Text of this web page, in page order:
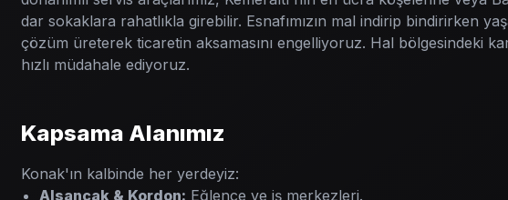
dar sokaklara rahatlıkla girebilir. Esnafımızın mal indirip bindirirken
çözüm üreterek ticaretin aksamasını engelliyoruz. Hal bölgesindeki
hızlı müdahale ediyoruz.
Kapsama Alanımız
Konak'ın kalbinde her yerdeyiz:
Alsancak & Kordon: Eğlence ve iş merkezleri.